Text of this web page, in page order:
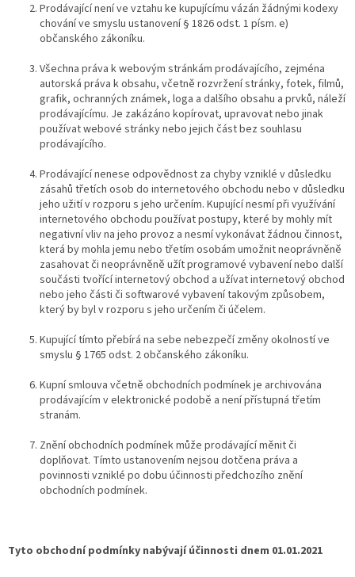
Prodávající není ve vztahu ke kupujícímu vázán žádnými kodexy
chování ve smyslu ustanovení § 1826 odst. 1 písm. e)
občanského zákoníku.
Všechna práva k webovým stránkám prodávajícího, zejména
autorská práva k obsahu, včetně rozvržení stránky, fotek, filmů,
grafik, ochranných známek, loga a dalšího obsahu a prvků, náleží
prodávajícímu. Je zakázáno kopírovat, upravovat nebo jinak
používat webové stránky nebo jejich část bez souhlasu
prodávajícího.
Prodávající nenese odpovědnost za chyby vzniklé v důsledku
zásahů třetích osob do internetového obchodu nebo v důsledku
jeho užití v rozporu s jeho určením. Kupující nesmí při využívání
internetového obchodu používat postupy, které by mohly mít
negativní vliv na jeho provoz a nesmí vykonávat žádnou činnost,
která by mohla jemu nebo třetím osobám umožnit neoprávněně
zasahovat či neoprávněně užít programové vybavení nebo další
součásti tvořící internetový obchod a užívat internetový obchod
nebo jeho části či softwarové vybavení takovým způsobem,
který by byl v rozporu s jeho určením či účelem.
Kupující tímto přebírá na sebe nebezpečí změny okolností ve
smyslu § 1765 odst. 2 občanského zákoníku.
Kupní smlouva včetně obchodních podmínek je archivována
prodávajícím v elektronické podobě a není přístupná třetím
stranám.
Znění obchodních podmínek může prodávající měnit či
doplňovat. Tímto ustanovením nejsou dotčena práva a
povinnosti vzniklé po dobu účinnosti předchozího znění
obchodních podmínek.
Tyto obchodní podmínky nabývají účinnosti dnem 01.01.2021